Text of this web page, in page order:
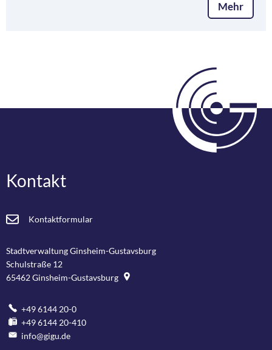
Mehr
Kontakt
Kontaktformular
Stadtverwaltung Ginsheim-Gustavsburg
Schulstraße 12
65462Ginsheim-Gustavsburg
+49 6144 20-0
+49 6144 20-410
info@gigu.de